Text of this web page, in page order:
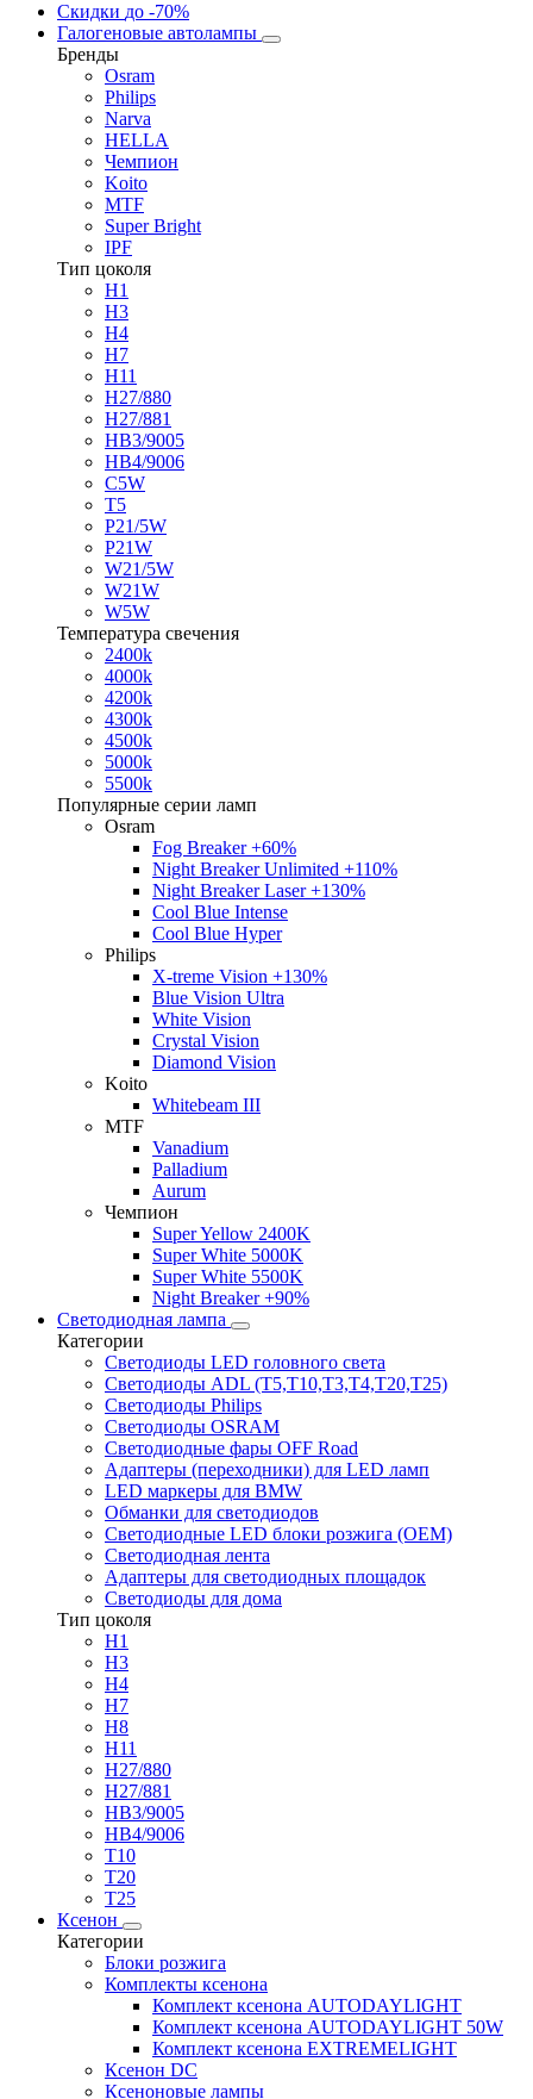
Скидки до -70%
Галогеновые автолампы
Бренды
Osram
Philips
Narva
HELLA
Чемпион
Koito
MTF
Super Bright
IPF
Тип цоколя
H1
H3
H4
H7
H11
H27/880
H27/881
HB3/9005
HB4/9006
C5W
T5
P21/5W
P21W
W21/5W
W21W
W5W
Температура свечения
2400k
4000k
4200k
4300k
4500k
5000k
5500k
Популярные серии ламп
Osram
Fog Breaker +60%
Night Breaker Unlimited +110%
Night Breaker Laser +130%
Cool Blue Intense
Cool Blue Hyper
Philips
X-treme Vision +130%
Blue Vision Ultra
White Vision
Crystal Vision
Diamond Vision
Koito
Whitebeam III
MTF
Vanadium
Palladium
Aurum
Чемпион
Super Yellow 2400K
Super White 5000K
Super White 5500K
Night Breaker +90%
Светодиодная лампа
Категории
Светодиоды LED головного света
Светодиоды ADL (T5,T10,T3,T4,T20,T25)
Светодиоды Philips
Светодиоды OSRAM
Светодиодные фары OFF Road
Адаптеры (переходники) для LED ламп
LED маркеры для BMW
Обманки для светодиодов
Светодиодные LED блоки розжига (OEM)
Светодиодная лента
Адаптеры для светодиодных площадок
Светодиоды для дома
Тип цоколя
H1
H3
H4
H7
H8
H11
H27/880
H27/881
HB3/9005
HB4/9006
T10
T20
T25
Ксенон
Категории
Блоки розжига
Комплекты ксенона
Комплект ксенона AUTODAYLIGHT
Комплект ксенона AUTODAYLIGHT 50W
Комплект ксенона EXTREMELIGHT
Ксенон DC
Ксеноновые лампы